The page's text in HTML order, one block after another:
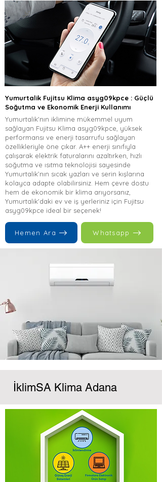
Yumurtalik Fujitsu Klima asyg09kpce : Güçlü
Soğutma ve Ekonomik Enerji Kullanımı
Yumurtalik'nın iklimine mükemmel uyum
sağlayan Fujitsu Klima asyg09kpce, yüksek
performansı ve enerji tasarrufu sağlayan
özellikleriyle öne çıkar. A++ enerji sınıfıyla
çalışarak elektrik faturalarını azaltırken, hızlı
soğutma ve ısıtma teknolojisi sayesinde
Yumurtalik’nın sıcak yazları ve serin kışlarına
kolayca adapte olabilirsiniz. Hem çevre dostu
hem de ekonomik bir klima arıyorsanız,
Yumurtalik'daki ev ve iş yerleriniz için Fujitsu
asyg09kpce ideal bir seçenek!
Hemen Ara Whatsapp
İklimSA Klima Adana